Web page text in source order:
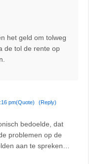
het geld om tolweg
de tol de rente op
pm(Quote) (Reply)
bedoelde, dat
problemen op de
aan te spreken…